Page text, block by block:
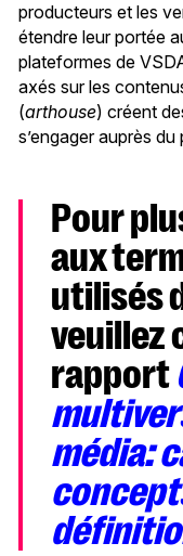
producteurs et les
étendre leur portée
plateformes de
axés sur les
(arthouse) créent
s’engager auprès du
Pour
aux
utilisés
veuillez
rapport
média: